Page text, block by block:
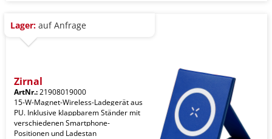
Lager: auf Anfrage
Zirnal
ArtNr.:21908019000
15-W-Magnet-Wireless-Ladegerät aus
PU. Inklusive klappbarem Ständer mit
verschiedenen Smartphone-
Positionen und Ladestan